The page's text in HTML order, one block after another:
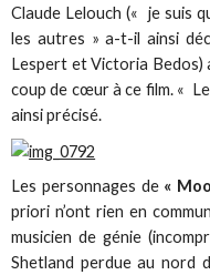
Claude Lelouch (« je suis
les autres » a-t-il ainsi
Lespert et Victoria Bedos)
coup de cœur à ce film. «
ainsi précisé.
Les personnages de «
priori n’ont rien en
musicien de génie
Shetland perdue au nord